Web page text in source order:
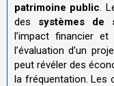
patrimoine public .
des systèmes de
l’impact financier
l’évaluation d’un
peut révéler des
la fréquentation. Les